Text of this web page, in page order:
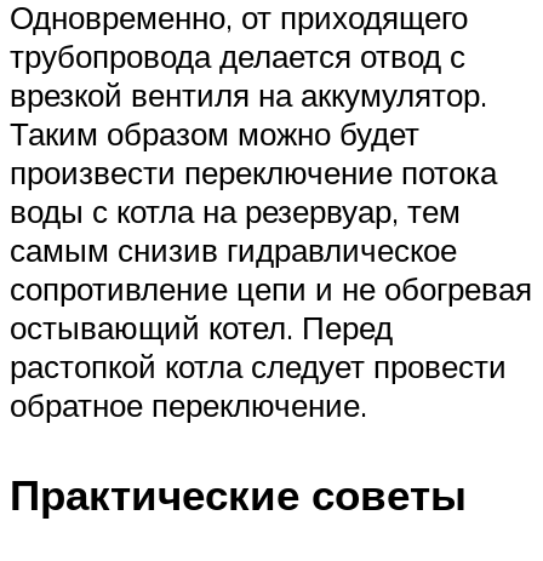
Одновременно, от приходящего
трубопровода делается отвод с
врезкой вентиля на аккумулятор.
Таким образом можно будет
произвести переключение потока
воды с котла на резервуар, тем
самым снизив гидравлическое
сопротивление цепи и не обогревая
остывающий котел. Перед
растопкой котла следует провести
обратное переключение.
Практические советы